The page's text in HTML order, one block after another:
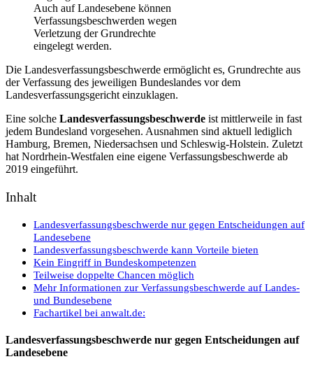
Auch auf Landesebene können
Verfassungsbeschwerden wegen
Verletzung der Grundrechte
eingelegt werden.
Die Landesverfassungsbeschwerde ermöglicht es, Grundrechte aus
der Verfassung des jeweiligen Bundeslandes vor dem
Landesverfassungsgericht einzuklagen.
Eine solche Landesverfassungsbeschwerde ist mittlerweile in fast
jedem Bundesland vorgesehen. Ausnahmen sind aktuell lediglich
Hamburg, Bremen, Niedersachsen und Schleswig-Holstein. Zuletzt
hat Nordrhein-Westfalen eine eigene Verfassungsbeschwerde ab
2019 eingeführt.
Inhalt
Landesverfassungsbeschwerde nur gegen Entscheidungen auf
Landesebene
Landesverfassungsbeschwerde kann Vorteile bieten
Kein Eingriff in Bundeskompetenzen
Teilweise doppelte Chancen möglich
Mehr Informationen zur Verfassungsbeschwerde auf Landes-
und Bundesebene
Fachartikel bei anwalt.de:
Landesverfassungsbeschwerde nur gegen Entscheidungen auf
Landesebene